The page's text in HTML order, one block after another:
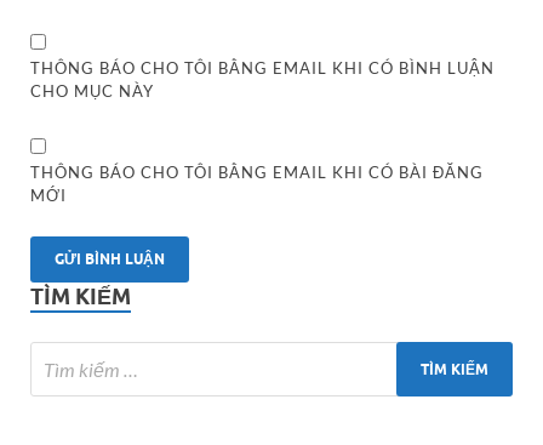
THÔNG BÁO CHO TÔI BẰNG EMAIL KHI CÓ BÌNH LUẬN
CHO MỤC NÀY
THÔNG BÁO CHO TÔI BẰNG EMAIL KHI CÓ BÀI ĐĂNG
MỚI
TÌM KIẾM